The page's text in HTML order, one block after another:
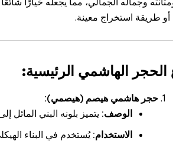
طريقة استخراج معينة.
الحجر الهاشمي الرئيسية:
حجر هاشمي هيصم (هيصمي):
الوصف: يتميز بلونه البني المائل
الاستخدام: يُستخدم في البناء